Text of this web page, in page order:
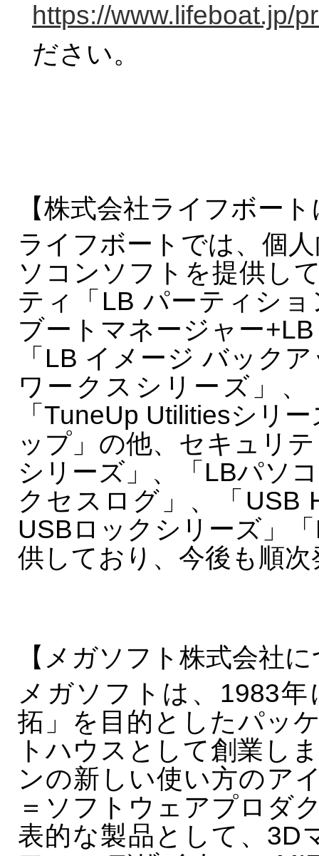
https://www.lifeboat.jp/
ださい。
【株式会社ライフボー
ライフボートでは、個
ソコンソフトを提供し
ティ「LB パーティシ
ブートマネージャー
「LB イメージ バック
ワークスシリーズ」
「TuneUp Utilitiesシリ
ップ」の他、セキュリ
シリーズ」、「LBパソ
クセスログ」、「USB
USBロックシリーズ」
供しており、今後も順
【メガソフト株式会社
メガソフトは、1983
拓」を目的としたパッ
トハウスとして創業し
ンの新しい使い方のア
＝ソフトウェアプロダ
表的な製品として、3D